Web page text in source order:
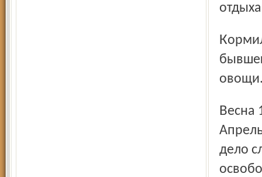
Кормили немцы себя сами. В Тутаевском районе на полях
Весна 1948 года принесла военнопленным свободу.
дело